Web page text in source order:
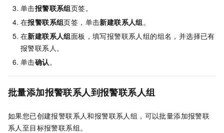
单击报警联系组页签。
在报警联系组页签，单击新建联系人组。
在新建联系人组面板，填写报警联系人组的组名，并选择已有
报警联系人。
单击确认。
批量添加报警联系人到报警联系人组
如果您已创建报警联系人和报警联系人组，可以批量添加报警联
系人至目标报警联系组。